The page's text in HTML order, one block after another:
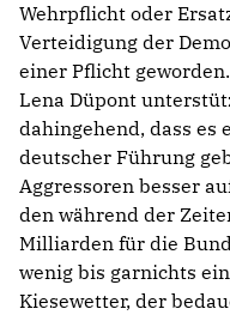
Wehrpflicht oder
Verteidigung der
einer Pflicht geworden.
Lena Düpont
dahingehend, dass es
deutscher Führung
Aggressoren besser
den während der
Milliarden für die
wenig bis garnichts
Kiesewetter, der